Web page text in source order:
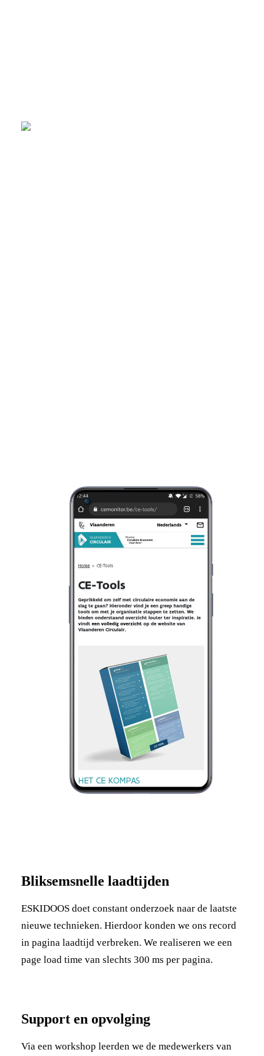
Bliksemsnelle laadtijden
ESKIDOOS doet constant onderzoek naar de laatste
nieuwe technieken. Hierdoor konden we ons record
in pagina laadtijd verbreken. We realiseren we een
page load time van slechts 300 ms per pagina.
Support en opvolging
Via een workshop leerden we de medewerkers van